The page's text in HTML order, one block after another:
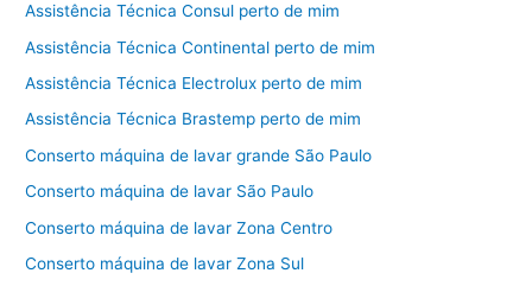
Assistência Técnica Consul perto de mim
Assistência Técnica Continental perto de mim
Assistência Técnica Electrolux perto de mim
Assistência Técnica Brastemp perto de mim
Conserto máquina de lavar grande São Paulo
Conserto máquina de lavar São Paulo
Conserto máquina de lavar Zona Centro
Conserto máquina de lavar Zona Sul